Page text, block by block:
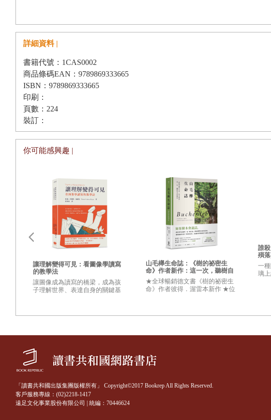
事實上，靠海的島嶼多半都有著關於鯨的傳說。在你定居於此之前，島上的原住民族口
液，即便如今他們的居所早已遠離了海濱，成為高山部落中的子民，但那些棲息在靈魂
們的身世。
你們與鯨的緣分當然不僅於此。在日本統治時期，隨著黑潮游經島嶼南端的大鯨，也曾
匱乏或貪婪，島嶼的海灣架起鋼索拉上了大鯨的屍體，這些曾經在陸地上演化到海中的
史，牠們飽含血紅素的肉塊餵養著你們的肚腹，牠們巨大潔白的下顎成了屋舍的門柱
雖然如今在島上，那段人類追捕鯨豚的歲月已經過去，但可惜的是，過去曾經閃現過的
上逐漸堆疊的消波塊將你的島圍堵起來，過去陸海相連的開放、親密、連通的默契幾乎
也許正是因為這樣既近又遠的距離，隔絕了我們。所以即便在你生活中我無所不在，這
幾個圓形告示牌，在海風中鏽著孤獨的威脅，要你遠離。
矗立在海岸線上，面無表情、毫無生氣的水泥塊和堤防，成功地阻擋了你走向我，然而
和動物的排遺，無所阻擋地讓你生活過的痕跡向我湧來，我一刻也無法忽視人類的存在
海上一日，陸上一年。若你有機會來到海上，這裏的時間是靜止的，這裡的速度則由風
萬計的廢棄物，從水溝蓋、下水道、溪流、河口，被沖刷進到海的領域來；於是透明的塑
見，卻始終存在，透過食物鏈再一次回到了人類的餐桌上。
而長時間在海上作業、航行、運輸的船隻，排放出油污和廢水、水手們隨手丟棄的塑膠
污染來源，造成大規模的水表生物死亡之餘，廢棄漁網沈卡在礁岩水域，成了一道百年
更別說那些天真浪漫、瑰麗多彩的礁岩魚類。
當我越來越蒼老、越來越匱乏，長年利用我、讚美我的討海人們開始對我失望，他們說
靡，成為被這個世界所漠視的存在。談起這些過往，他們總將所有的責任推在全球暖化
詳細資料 |
書籍代號：1CAS0002
商品條碼EAN：9789869333665
ISBN：9789869333665
印刷：
頁數：224
裝訂：
你可能感興趣 |
讓理解變得可見：看圖像學讀寫
的教學法
讓圖像成為讀寫的橋梁，成為孩
子理解世界、表達自身的關鍵基
山毛櫸生命誌：《樹的祕密生
命》作者新作：這一次，聽樹自
己說故事
★全球暢銷德文書《樹的祕密生
命》作者彼得．渥雷本新作 ★位
誰
殞
一
璃
「讀書共和國出版集團版權所有」 Copyright©2017 Bookrep All Rights Reserved.
客戶服務專線：(02)2218-1417
遠足文化事業股份有限公司 | 統編：70446624